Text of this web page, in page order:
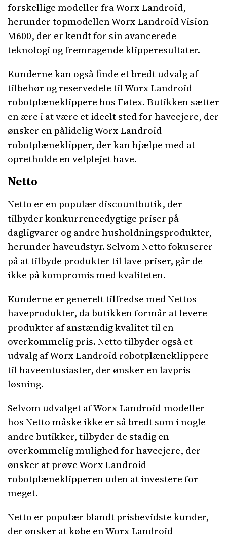
forskellige modeller fra Worx Landroid,
herunder topmodellen Worx Landroid Vision
M600, der er kendt for sin avancerede
teknologi og fremragende klipperesultater.
Kunderne kan også finde et bredt udvalg af
tilbehør og reservedele til Worx Landroid-
robotplæneklippere hos Føtex. Butikken sætter
en ære i at være et ideelt sted for haveejere, der
ønsker en pålidelig Worx Landroid
robotplæneklipper, der kan hjælpe med at
opretholde en velplejet have.
Netto
Netto er en populær discountbutik, der
tilbyder konkurrencedygtige priser på
dagligvarer og andre husholdningsprodukter,
herunder haveudstyr. Selvom Netto fokuserer
på at tilbyde produkter til lave priser, går de
ikke på kompromis med kvaliteten.
Kunderne er generelt tilfredse med Nettos
haveprodukter, da butikken formår at levere
produkter af anstændig kvalitet til en
overkommelig pris. Netto tilbyder også et
udvalg af Worx Landroid robotplæneklippere
til haveentusiaster, der ønsker en lavpris-
løsning.
Selvom udvalget af Worx Landroid-modeller
hos Netto måske ikke er så bredt som i nogle
andre butikker, tilbyder de stadig en
overkommelig mulighed for haveejere, der
ønsker at prøve Worx Landroid
robotplæneklipperen uden at investere for
meget.
Netto er populær blandt prisbevidste kunder,
der ønsker at købe en Worx Landroid